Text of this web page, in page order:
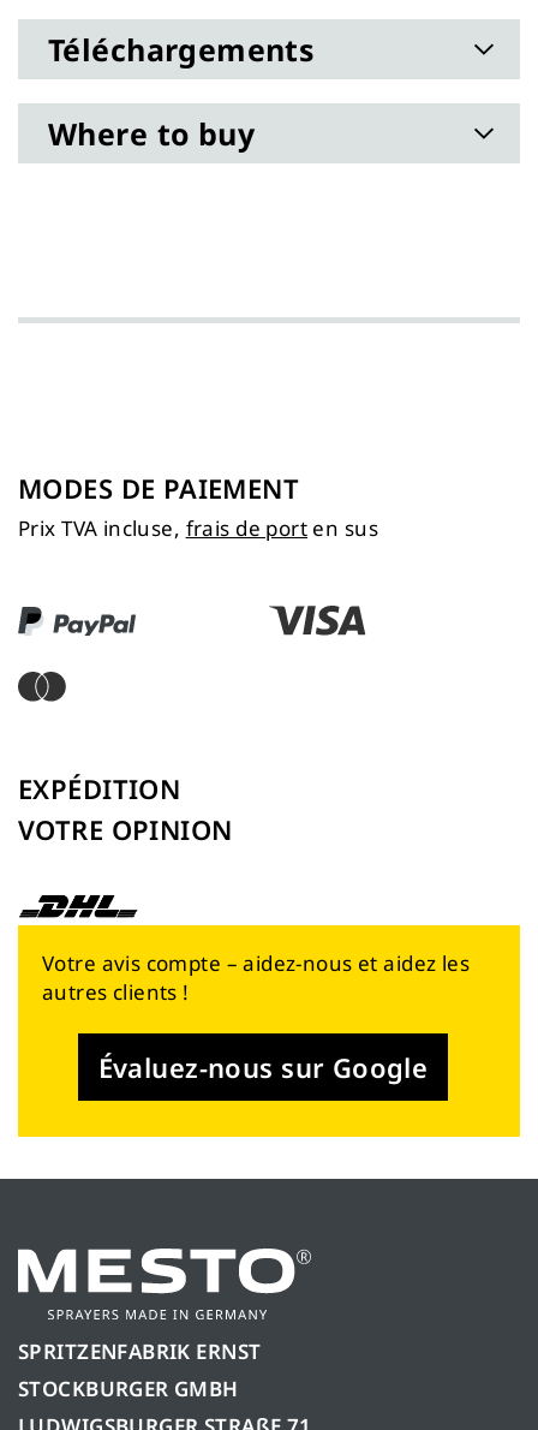
Téléchargements
Where to buy
MODES DE PAIEMENT
Prix TVA incluse, frais de port en sus
EXPÉDITION
VOTRE OPINION
Votre avis compte – aidez-nous et aidez les
autres clients !
Évaluez-nous sur Google
SPRITZENFABRIK ERNST
STOCKBURGER GMBH